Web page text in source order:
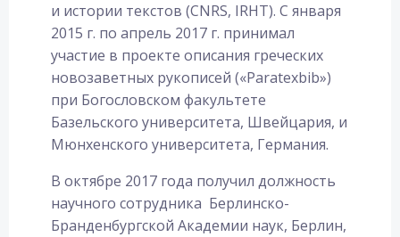
и истории текстов (CNRS, IRHT). С января
2015 г. по апрель 2017 г. принимал
участие в проекте описания греческих
новозаветных рукописей («Paratexbib»)
при Богословском факультете
Базельского университета, Швейцария, и
Мюнхенского университета, Германия.
В октябре 2017 года получил должность
научного сотрудника Берлинско-
Бранденбургской Академии наук, Берлин,